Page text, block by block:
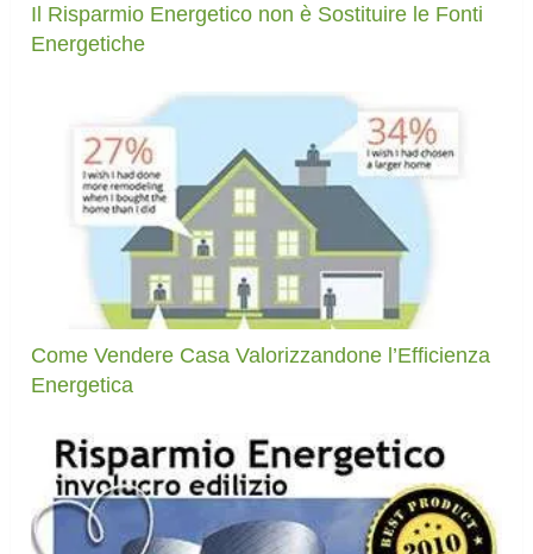
Il Risparmio Energetico non è Sostituire le Fonti
Energetiche
Come Vendere Casa Valorizzandone l’Efficienza
Energetica